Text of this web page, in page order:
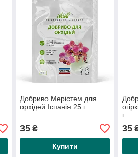
Добриво Мерістем для
орхідей Іспанія 25 г
35₴
Купити
г
35